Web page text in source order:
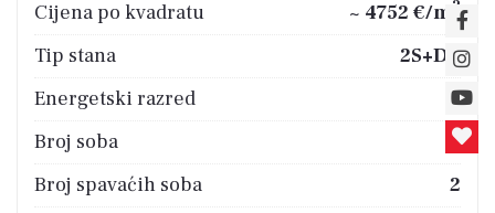
Cijena po kvadratu ~ 4752 €/m 2
Tip stana
2S+DB
Energetski razred
B
Broj soba
3
Broj spavaćih soba
2